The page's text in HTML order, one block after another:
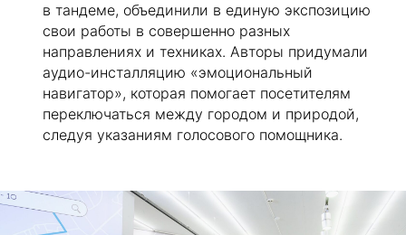
в тандеме, объединили в единую экспозицию
свои работы в совершенно разных
направлениях и техниках. Авторы придумали
аудио-инсталляцию «эмоциональный
навигатор», которая помогает посетителям
переключаться между городом и природой,
следуя указаниям голосового помощника.